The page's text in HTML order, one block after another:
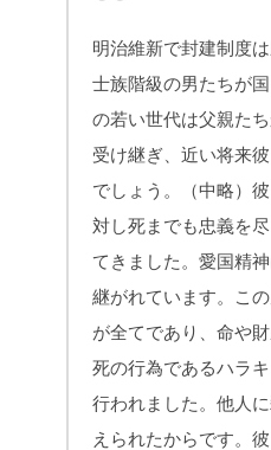
明治維新で封建制度
士族階級の男たちが
の若い世代は父親た
受け継ぎ、近い将来
でしょう。（中略）
対し死までも忠義を
てきました。愛国精
継がれています。こ
が全てであり、命や
死の行為であるハラ
行われました。他人
えられたからです。